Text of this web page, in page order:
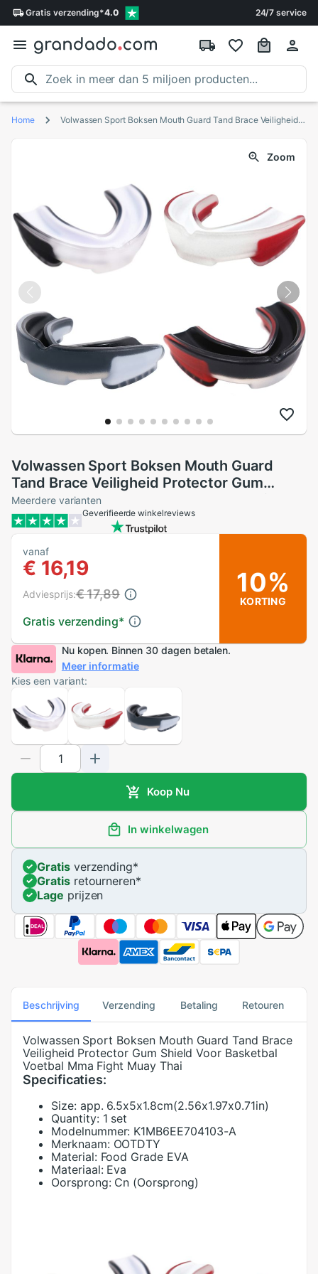
Gratis verzending*4.0 24/7 service
Home Volwassen Sport Boksen Mouth Guard Tand Brace Veiligheid Protector Gum Shield Voor Basketbal Voetbal Mma Fight Muay Thai
Zoom
Volwassen Sport Boksen Mouth Guard
Tand Brace Veiligheid Protector Gum
Shield Voor Basketbal Voetbal Mma Fight
Muay Thai
Meerdere varianten
Geverifieerde winkelreviews
vanaf
€ 16,19
Gratis verzending*
Adviesprijs:€ 17,89 10%
KORTING
Nu kopen. Binnen 30 dagen betalen.
Meer informatie
Kies een variant:
Koop Nu
In winkelwagen
Gratisverzending*
Gratisretourneren*
Lage prijzen
Beschrijving Verzending Betaling Retouren
Volwassen Sport Boksen Mouth Guard Tand Brace
Veiligheid Protector Gum Shield Voor Basketbal
Voetbal Mma Fight Muay Thai
Specificaties:
Size: app. 6.5x5x1.8cm(2.56x1.97x0.71in)
Quantity: 1 set
Modelnummer: K1MB6EE704103-A
Merknaam: OOTDTY
Material: Food Grade EVA
Materiaal: Eva
Oorsprong: Cn (Oorsprong)